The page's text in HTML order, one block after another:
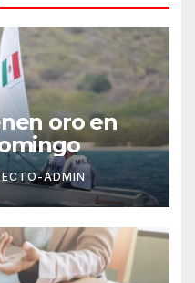
oro en
ADMIN